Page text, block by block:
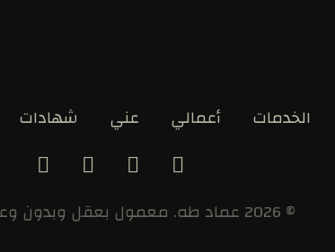
الخدمات أعمالي عني شهادات
© 2026 عماد طه. معمول بعقل وبدون وعود خرافية.